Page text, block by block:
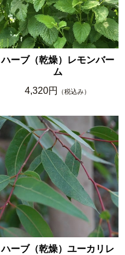
ハーブ（乾燥）レモンバー
ム
4,320円
（税込み）
ハーブ（乾燥）ユーカリレ